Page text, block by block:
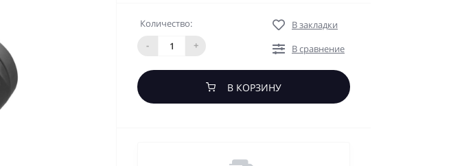
Количество:
-
+
В закладки
В сравнение
В КОРЗИНУ